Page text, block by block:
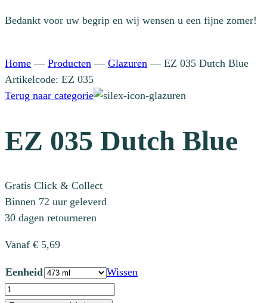
Bedankt voor uw begrip en wij wensen u een fijne zomer!
Home — Producten — Glazuren — EZ 035 Dutch Blue
Artikelcode: EZ 035
Terug naar categorie
EZ 035 Dutch Blue
Gratis Click & Collect
Binnen 72 uur geleverd
30 dagen retourneren
Vanaf € 5,69
Eenheid
Wissen
EZ